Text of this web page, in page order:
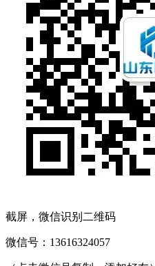
截屏，微信识别二维码
微信号： 13616324057